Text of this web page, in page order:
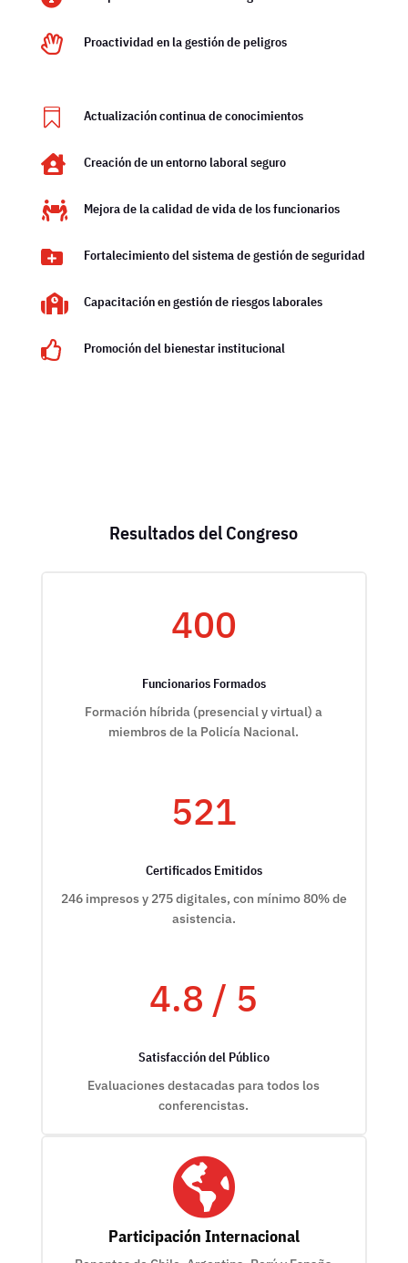
 Proactividad en la gestión de peligros
 Actualización continua de conocimientos
 Creación de un entorno laboral seguro
 Mejora de la calidad de vida de los funcionarios
 Fortalecimiento del sistema de gestión de seguridad
 Capacitación en gestión de riesgos laborales
 Promoción del bienestar institucional
Resultados del Congreso
400
Funcionarios Formados
Formación híbrida (presencial y virtual) a
miembros de la Policía Nacional.
521
Certificados Emitidos
246 impresos y 275 digitales, con mínimo 80% de
asistencia.
4.8 / 5
Satisfacción del Público
Evaluaciones destacadas para todos los
conferencistas.

Participación Internacional